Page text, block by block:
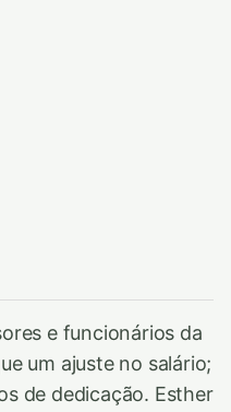
e funcionários da
um ajuste no salário;
de dedicação. Esther